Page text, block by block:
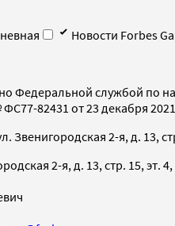
Новости Forbes
Федеральной службой по
82431 от 23 декабря 2021
Звенигородская 2-я, д. 13,
2-я, д. 13, стр. 15, эт.